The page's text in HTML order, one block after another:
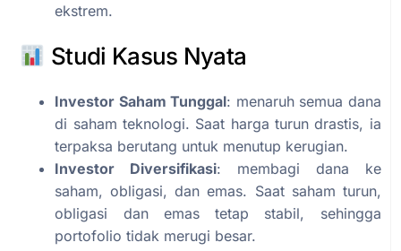
ekstrem.
Studi Kasus Nyata
Investor Saham Tunggal: menaruh semua dana
di saham teknologi. Saat harga turun drastis, ia
terpaksa berutang untuk menutup kerugian.
Investor Diversifikasi: membagi dana ke
saham, obligasi, dan emas. Saat saham turun,
obligasi dan emas tetap stabil, sehingga
portofolio tidak merugi besar.